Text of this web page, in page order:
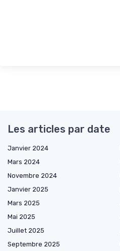
Les articles par date
Janvier 2024
Mars 2024
Novembre 2024
Janvier 2025
Mars 2025
Mai 2025
Juillet 2025
Septembre 2025